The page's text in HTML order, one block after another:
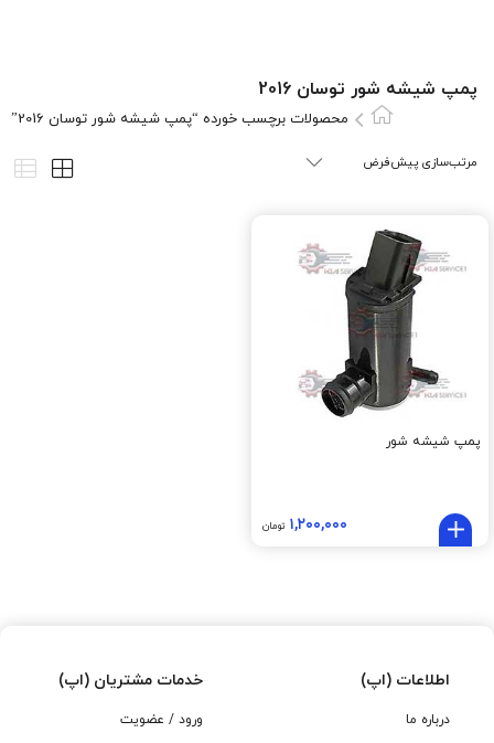
پمپ شيشه شور توسان 2016
محصولات برچسب خورده “پمپ شيشه شور توسان 2016”
پمپ شيشه شور
۱,۲۰۰,۰۰۰ تومان
اطلاعات (اپ)
درباره ما
خدمات مشتریان (اپ)
ورود / عضویت